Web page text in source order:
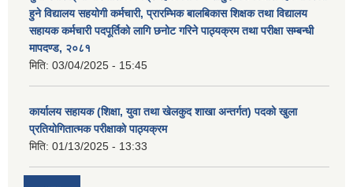
हुने विद्यालय सहयोगी कर्मचारी, प्रारम्भिक बालबिकास शिक्षक तथा विद्यालय
सहायक कर्मचारी पदपूर्तिको लागि छनोट गरिने पाठ्यक्रम तथा परीक्षा सम्बन्धी
मापदण्ड, २०८१
मिति: 03/04/2025 - 15:45
कार्यालय सहायक (शिक्षा, युवा तथा खेलकुद शाखा अन्तर्गत) पदको खुला
प्रतियोगितात्मक परीक्षाको पाठ्यक्रम
मिति: 01/13/2025 - 13:33